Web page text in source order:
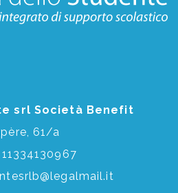
srl Società Benefit
61/a